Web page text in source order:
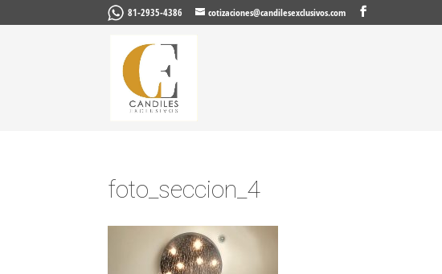
81-2935-4386 cotizaciones@candilesexclusivos.com
foto_seccion_4